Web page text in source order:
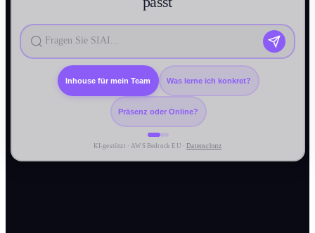
Was lerne ich konkret?
Präsenz oder Online?
Inhouse für mein Team
KI-gestützt · AWS Bedrock EU ·Datenschutz